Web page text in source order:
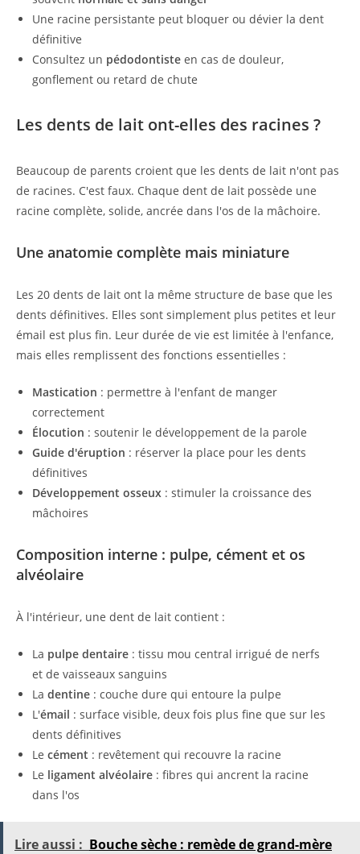
Une racine persistante peut bloquer ou dévier la dent
définitive
Consultez un pédodontiste en cas de douleur,
gonflement ou retard de chute
Les dents de lait ont-elles des racines ?
Beaucoup de parents croient que les dents de lait n'ont pas
de racines. C'est faux. Chaque dent de lait possède une
racine complète, solide, ancrée dans l'os de la mâchoire.
Une anatomie complète mais miniature
Les 20 dents de lait ont la même structure de base que les
dents définitives. Elles sont simplement plus petites et leur
émail est plus fin. Leur durée de vie est limitée à l'enfance,
mais elles remplissent des fonctions essentielles :
Mastication : permettre à l'enfant de manger
correctement
Élocution : soutenir le développement de la parole
Guide d'éruption : réserver la place pour les dents
définitives
Développement osseux : stimuler la croissance des
mâchoires
Composition interne : pulpe, cément et os
alvéolaire
À l'intérieur, une dent de lait contient :
La pulpe dentaire : tissu mou central irrigué de nerfs
et de vaisseaux sanguins
La dentine : couche dure qui entoure la pulpe
L'émail : surface visible, deux fois plus fine que sur les
dents définitives
Le cément : revêtement qui recouvre la racine
Le ligament alvéolaire : fibres qui ancrent la racine
dans l'os
Lire aussi : Bouche sèche : remède de grand-mère